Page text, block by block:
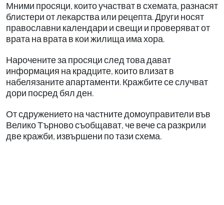
Мними просяци, които участват в схемата, разнасят
блистери от лекарства или рецепта. Други носят
православни календари и свещи и проверяват от
врата на врата в кои жилища има хора.
Нарочените за просяци след това дават
информация на крадците, които влизат в
набелязаните апартаменти. Кражбите се случват
дори посред бял ден.
От сдружението на частните домоуправители във
Велико Търново съобщават, че вече са разкрили
две кражби, извършени по тази схема.